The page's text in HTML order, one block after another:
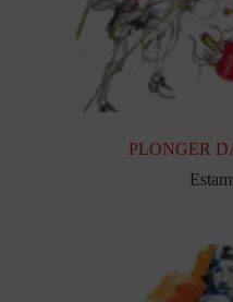
PLONGER